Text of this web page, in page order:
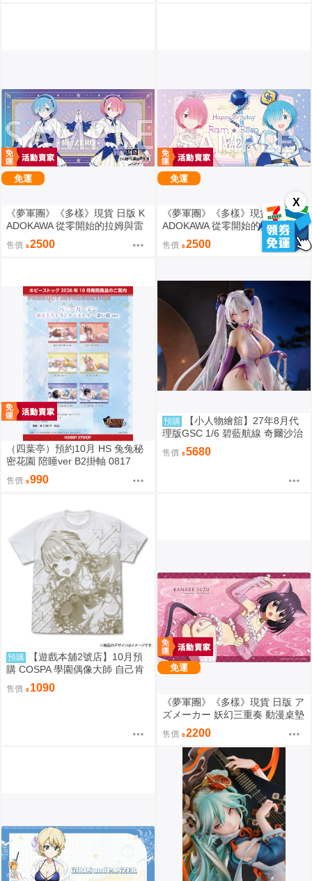
X
免運
《夢軍團》《多樣》現貨 日版 K
ADOKAWA 從零開始的拉姆與雷
姆的生日生活2025 動漫桌墊 卡
墊 拉姆&雷姆
售價 2500
免運
《夢軍團》《多樣》現貨 日版 K
ADOKAWA 從零開始的拉姆與雷
姆的生日生活2024 動漫桌墊 卡
墊 拉姆&雷姆
售價 2500
（四葉亭）預約10月 HS 兔兔秘
密花園 陪睡ver B2掛軸 0817
售價 990
預購
【小人物繪舘】27年8月代
理版GSC 1/6 碧藍航線 奇爾沙治
Springtime Data PVC完成品
售價 5680
預購
【遊戲本舖2號店】10月預
購 COSPA 學園偶像大師 自己肯
定感爆上げ↑↑ 藤田ことね 滿版印
刷T恤 0822
售價 1090
免運
《夢軍團》《多樣》現貨 日版 ア
ズメーカー 妖幻三重奏 動漫桌墊
卡墊 花奏鈴
售價 2200